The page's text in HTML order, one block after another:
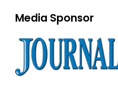
Media Sponsor